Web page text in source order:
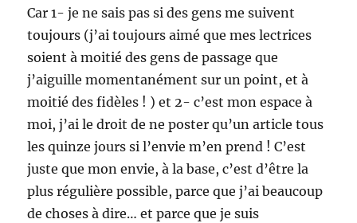
Car 1- je ne sais pas si des gens me suivent
toujours (j’ai toujours aimé que mes lectrices
soient à moitié des gens de passage que
j’aiguille momentanément sur un point, et à
moitié des fidèles ! ) et 2- c’est mon espace à
moi, j’ai le droit de ne poster qu’un article tous
les quinze jours si l’envie m’en prend ! C’est
juste que mon envie, à la base, c’est d’être la
plus régulière possible, parce que j’ai beaucoup
de choses à dire… et parce que je suis